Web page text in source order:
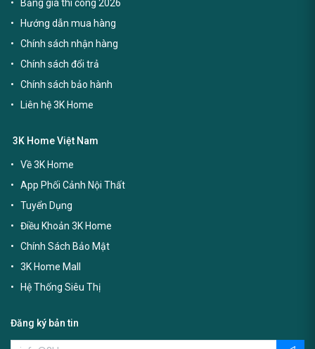
Bảng giá thi công 2026
Hướng dẫn mua hàng
Chính sách nhận hàng
Chính sách đổi trả
Chính sách bảo hành
Liên hệ 3K Home
3K Home Việt Nam
Về 3K Home
App Phối Cảnh Nội Thất
Tuyển Dụng
Điều Khoản 3K Home
Chính Sách Bảo Mật
3K Home Mall
Hệ Thống Siêu Thị
Đăng ký bản tin